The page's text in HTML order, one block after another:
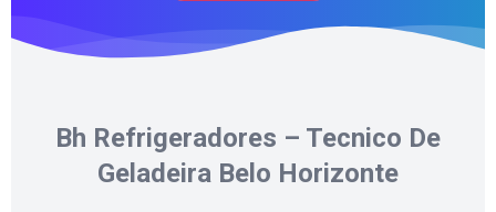
Bh Refrigeradores – Tecnico De
Geladeira Belo Horizonte